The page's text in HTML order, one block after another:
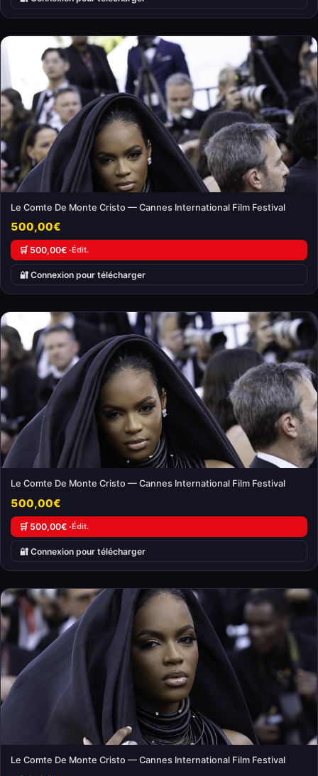
Le Comte De Monte Cristo — Cannes International Film Festival
500,00€
🛒 500,00€ ·Édit.
🔐 Connexion pour télécharger
Le Comte De Monte Cristo — Cannes International Film Festival
500,00€
🛒 500,00€ ·Édit.
🔐 Connexion pour télécharger
Le Comte De Monte Cristo — Cannes International Film Festival